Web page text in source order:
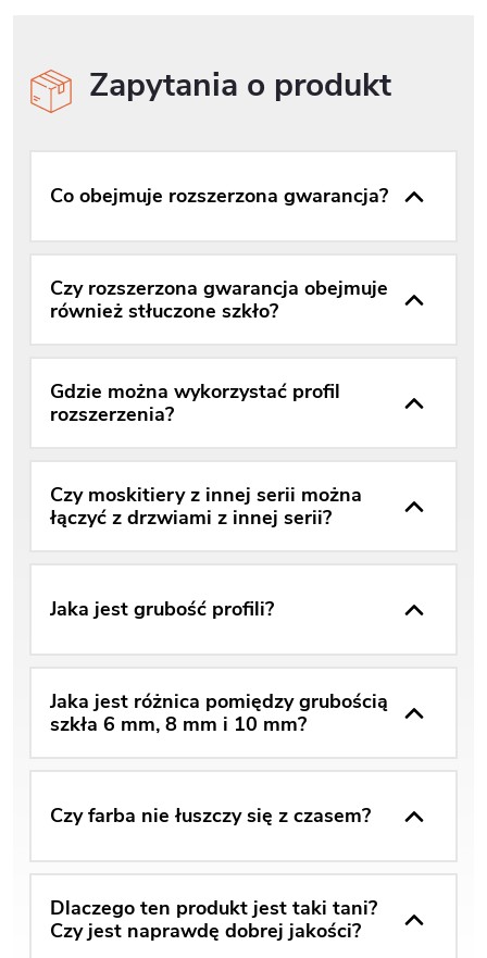
Zapytania o produkt
Co obejmuje rozszerzona gwarancja?
Czy rozszerzona gwarancja obejmuje
również stłuczone szkło?
Gdzie można wykorzystać profil
rozszerzenia?
Czy moskitiery z innej serii można
łączyć z drzwiami z innej serii?
Jaka jest grubość profili?
Jaka jest różnica pomiędzy grubością
szkła 6 mm, 8 mm i 10 mm?
Czy farba nie łuszczy się z czasem?
Dlaczego ten produkt jest taki tani?
Czy jest naprawdę dobrej jakości?